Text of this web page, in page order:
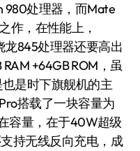
处理器，而Mate
作，在性能上，
845处理器还要高出
+64GB ROM，虽
是时下旗舰机的主
搭载了一块容量为
容量，在于40W超级
持无线反向充电，成